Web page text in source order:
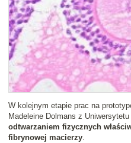
W kolejnym etapie prac na
Madeleine Dolmans z
odtwarzaniem fizycznych
fibrynowej macierzy.